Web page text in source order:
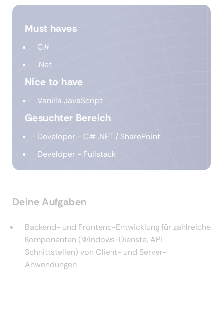
Must haves
C#
.Net
Nice to have
Vanilla JavaScript
Gesuchter Bereich
Developer - C# .NET / SharePoint
Developer - Fullstack
Deine Aufgaben
Backend- und Frontend-Entwicklung für zahlreiche
Komponenten (Windows-Dienste, API
Schnittstellen) von Client- und Server-
Anwendungen